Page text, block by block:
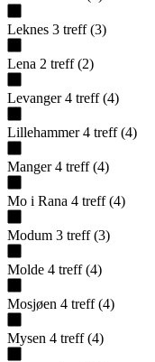
Leknes 3 treff (3)
Lena 2 treff (2)
Levanger 4 treff (4)
Lillehammer 4 treff (4)
Manger 4 treff (4)
Mo i Rana 4 treff (4)
Modum 3 treff (3)
Molde 4 treff (4)
Mosjøen 4 treff (4)
Mysen 4 treff (4)